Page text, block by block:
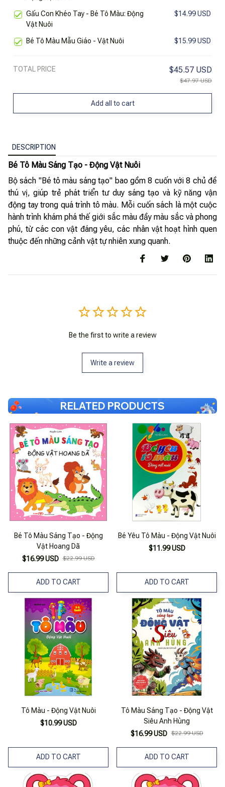
Gấu Con Khéo Tay - Bé Tô Màu: Động
Vật Nuôi
$14.99 USD
Bé Tô Màu Mẫu Giáo - Vật Nuôi $15.99 USD
TOTAL PRICE $45.57 USD
$47.97 USD
Add all to cart
DESCRIPTION
Bé Tô Màu Sáng Tạo - Động Vật Nuôi
Bộ sách "Bé tô màu sáng tạo" bao gồm 8 cuốn với 8 chủ đề
thú vị, giúp trẻ phát triển tư duy sáng tạo và kỹ năng vận
động tay trong quá trình tô màu. Mỗi cuốn sách là một cuộc
hành trình khám phá thế giới sắc màu đầy màu sắc và phong
phú, từ các con vật đáng yêu, các nhân vật hoạt hình quen
thuộc đến những cảnh vật tự nhiên xung quanh.
Be the first to write a review
Write a review
RELATED PRODUCTS
Bé Tô Màu Sáng Tạo - Động
Vật Hoang Dã
$16.99 USD $22.99 USD
ADD TO CART
Bé Yêu Tô Màu - Động Vật Nuôi
$11.99 USD
ADD TO CART
Tô Màu - Động Vật Nuôi
$10.99 USD
ADD TO CART
Tô Màu Sáng Tạo - Động Vật
Siêu Anh Hùng
$16.99 USD $22.99 USD
ADD TO CART